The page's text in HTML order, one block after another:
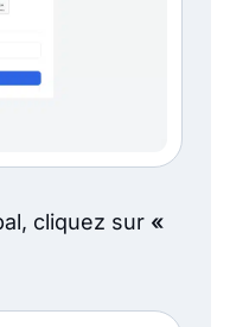
cliquez sur «